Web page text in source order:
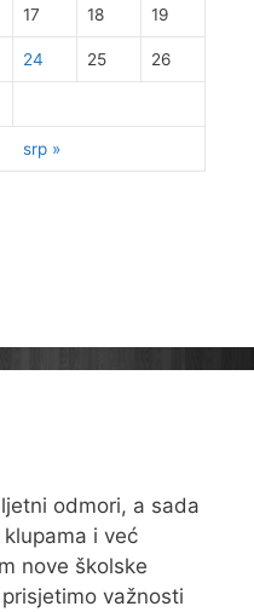
srp »
17 18 19
24 25 26
odmori, a sada
i već
nove školske
važnosti